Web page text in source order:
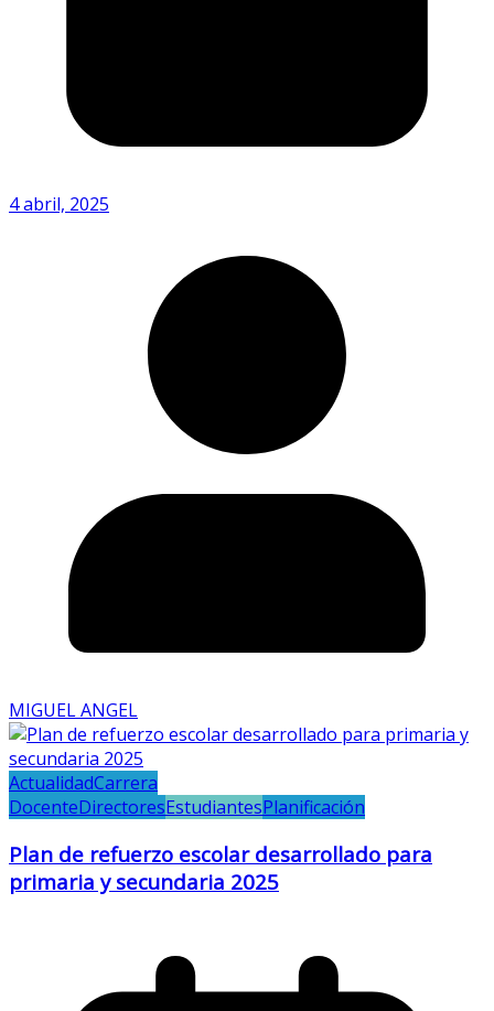
4 abril, 2025
MIGUEL ANGEL
ActualidadCarrera
DocenteDirectoresEstudiantesPlanificación
Plan de refuerzo escolar desarrollado para
primaria y secundaria 2025